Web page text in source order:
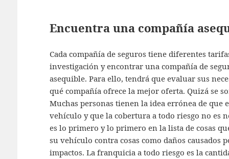
Encuentra una compañía
Cada compañía de seguros tiene diferentes
investigación y encontrar una compañía de
asequible. Para ello, tendrá que evaluar sus
qué compañía ofrece la mejor oferta. Quizá se
Muchas personas tienen la idea errónea de que
vehículo y que la cobertura a todo riesgo no es
es lo primero y lo primero en la lista de cosas
su vehículo contra cosas como daños causados
impactos. La franquicia a todo riesgo es la